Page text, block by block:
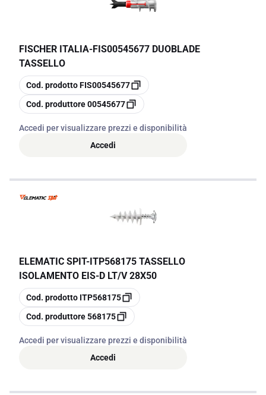
FISCHER ITALIA-FIS00545677 DUOBLADE
TASSELLO
copia
Cod. prodottoFIS00545677
copia
Cod. produttore00545677
Accedi per visualizzare prezzi e disponibilità
Accedi
ELEMATIC SPIT-ITP568175 TASSELLO
ISOLAMENTO EIS-D LT/V 28X50
copia
Cod. prodotto ITP568175
copia
Cod. produttore568175
Accedi per visualizzare prezzi e disponibilità
Accedi